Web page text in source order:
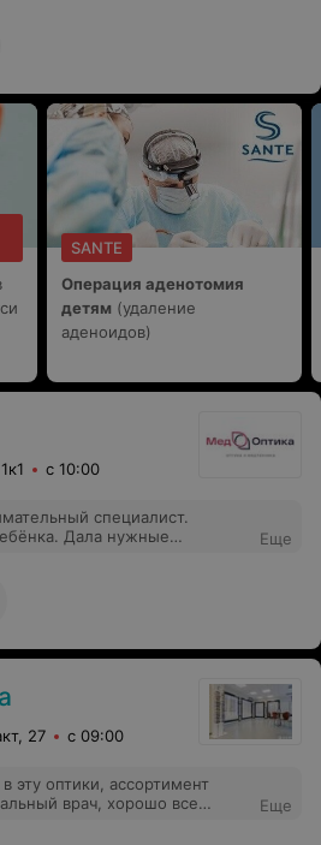
SANTE
Операция аденотомия
детям (удаление
аденоидов)
с 10:00
специалист.
Дала нужные
Еще
27 с 09:00
эту оптики, ассортимент
врач, хорошо все
Еще